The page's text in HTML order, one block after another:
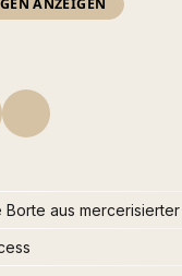
Borte aus mercerisierter